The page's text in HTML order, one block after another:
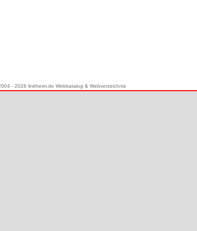
- 2026 linkheim.de Webkatalog & Webverzeichnis